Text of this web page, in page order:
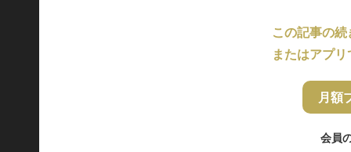
この記事の
またはアプ
月額
会員